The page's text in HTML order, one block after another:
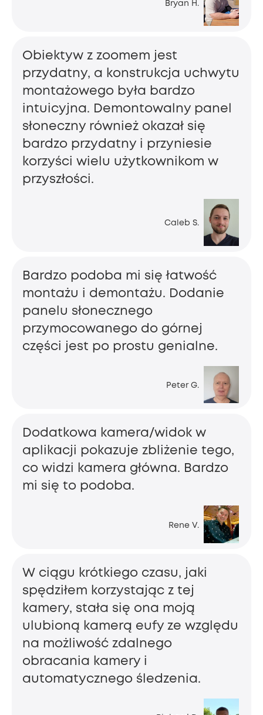
Bryan H.
Caleb S.
Obiektyw z zoomem jest
przydatny, a konstrukcja uchwytu
montażowego była bardzo
intuicyjna. Demontowalny panel
słoneczny również okazał się
bardzo przydatny i przyniesie
korzyści wielu użytkownikom w
przyszłości.
Peter G.
Bardzo podoba mi się łatwość
montażu i demontażu. Dodanie
panelu słonecznego
przymocowanego do górnej
części jest po prostu genialne.
Rene V.
Dodatkowa kamera/widok w
aplikacji pokazuje zbliżenie tego,
co widzi kamera główna. Bardzo
mi się to podoba.
W ciągu krótkiego czasu, jaki
spędziłem korzystając z tej
kamery, stała się ona moją
ulubioną kamerą eufy ze względu
na możliwość zdalnego
obracania kamery i
automatycznego śledzenia.